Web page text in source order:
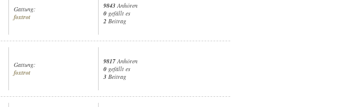
Gattung:
foxtrot
9843 Anhören
0 gefällt es
2 Beitrag
Gattung:
foxtrot
9817 Anhören
0 gefällt es
3 Beitrag